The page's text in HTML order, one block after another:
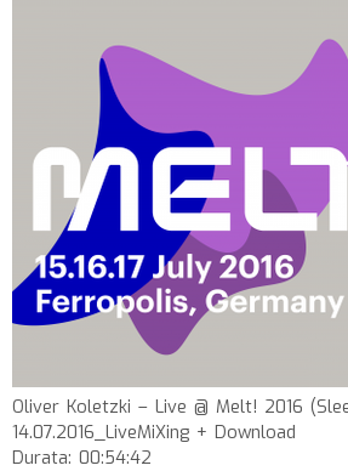
Oliver Koletzki – Live @ Melt! 2016
14.07.2016_LiveMiXing + Download
Durata: 00:54:42